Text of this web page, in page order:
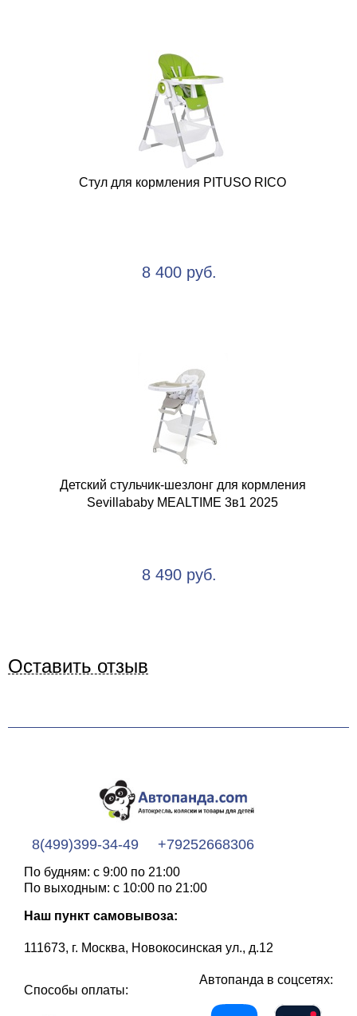
Стул для кормления PITUSO RICO
8 400 руб.
Детский стульчик-шезлонг для кормления
Sevillababy MEALTIME 3в1 2025
8 490 руб.
Оставить отзыв
8(499)399-34-49 +79252668306
По будням: с 9:00 по 21:00
По выходным: с 10:00 по 21:00
Наш пункт самовывоза:
111673, г. Москва, Новокосинская ул., д.12
Способы оплаты:
Автопанда в соцсетях: